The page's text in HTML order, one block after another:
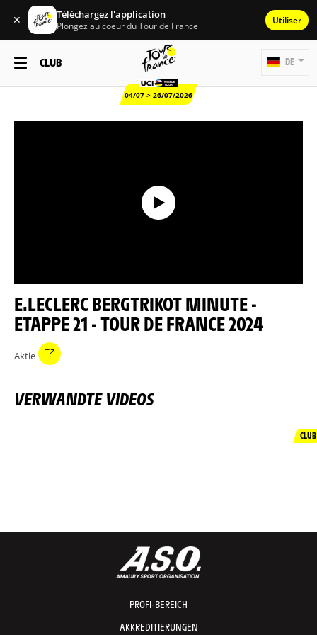
✕ Téléchargez l'application
Plongez au coeur du Tour de France Utiliser
CLUB
04/07 > 26/07/2026
DE
E.LECLERC BERGTRIKOT MINUTE -
ETAPPE 21 - TOUR DE FRANCE 2024
Aktie
VERWANDTE VIDEOS
CLUB
PROFI-BEREICH
AKKREDITIERUNGEN